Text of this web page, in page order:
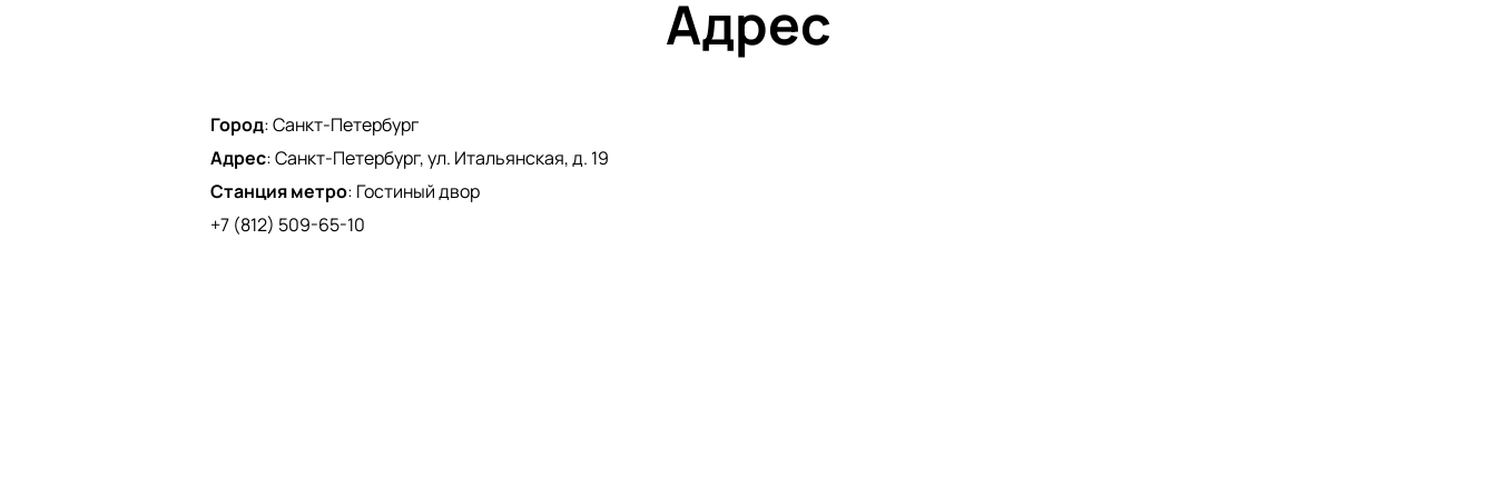
Адрес
Город:Санкт-Петербург
Адрес:Санкт-Петербург, ул. Итальянская, д. 19
Станция метро: Гостиный двор
+7 (812) 509-65-10